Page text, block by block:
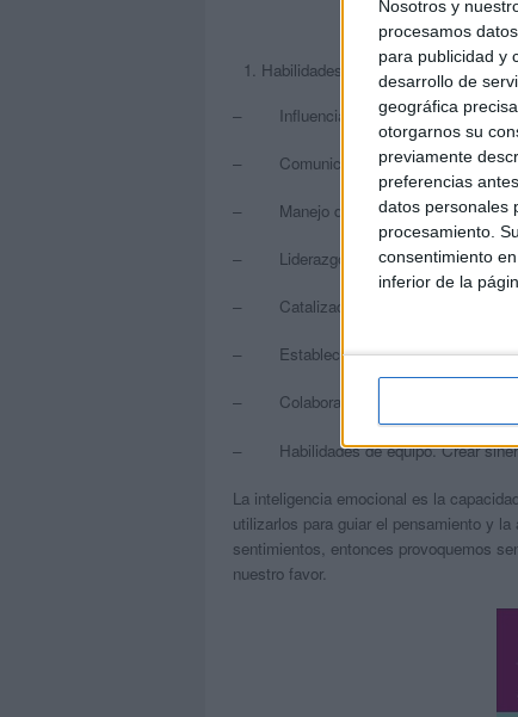
Nosotros y
procesamos
para publicidad y
desarrollo de
geográfica
otorgarnos su
previamente
preferencias
datos personales
procesamiento.
consentimiento
inferior de la
Habilidades sociales. Habilidad
– Influencia. Aplicar tácticas
– Comunicación. Ser capaz de
– Manejo de conflictos. Negociar y
– Liderazgo. Inspirar y guiar a
– Catalizador del cambio. Iniciar o
– Establecer vínculos. Alimentar las
– Colaboración y cooperación.
– Habilidades de equipo. Crear
La inteligencia emocional es la
utilizarlos para guiar el pensamiento y
sentimientos, entonces provoquemos
nuestro favor.